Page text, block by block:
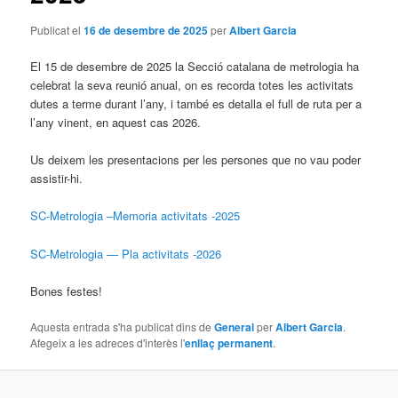
Publicat el16 de desembre de 2025perAlbert Garcia
El 15 de desembre de 2025 la Secció catalana de metrologia ha
celebrat la seva reunió anual, on es recorda totes les activitats
dutes a terme durant l’any, i també es detalla el full de ruta per a
l’any vinent, en aquest cas 2026.
Us deixem les presentacions per les persones que no vau poder
assistir-hi.
SC-Metrologia –Memoria activitats -2025
SC-Metrologia — Pla activitats -2026
Bones festes!
Aquesta entrada s'ha publicat dins deGeneralperAlbert Garcia.
Afegeix a les adreces d'interès l'enllaç permanent.